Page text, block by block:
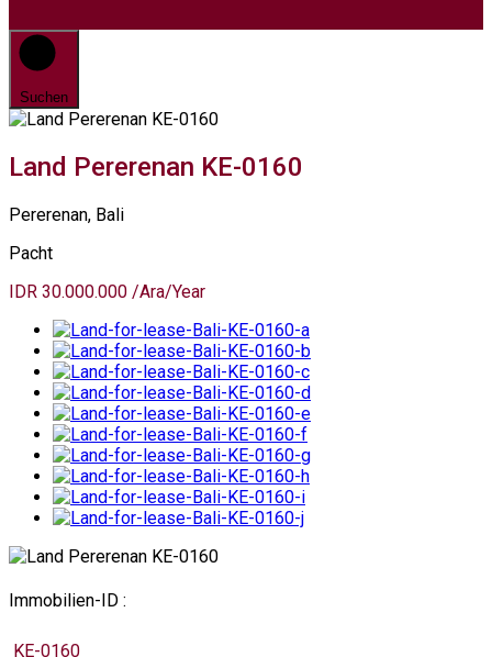
Suchen
Land Pererenan KE-0160
Pererenan, Bali
Pacht
IDR 30.000.000 /Ara/Year
Immobilien-ID :
KE-0160